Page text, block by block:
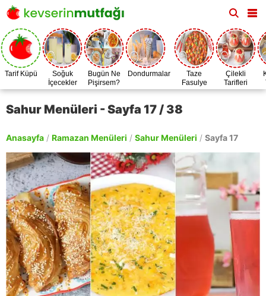
Tarif Küpü
Soğuk
İçecekler
Bugün Ne
Pişirsem?
Dondurmalar
Taze
Fasulye
Zamanı
Çilekli
Tarifleri
Sahur Menüleri - Sayfa 17 / 38
Anasayfa / Ramazan Menüleri / Sahur Menüleri / Sayfa 17